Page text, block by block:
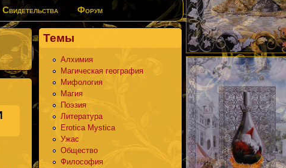
Свидетельства Форум
Темы
Алхимия
Магическая география
Мифология
Магия
Поэзия
Литература
Erotica Mystica
Ужас
Общество
Философия